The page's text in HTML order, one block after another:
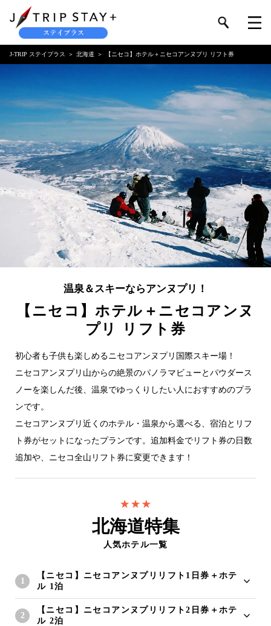
J-TRIP ステイプラス 北海道 【ニセコ】ホテル＋ニセコアンヌプリ リフト券
温泉＆スキーならアンヌプリ！
【ニセコ】ホテル＋ニセコアンヌ
プリ リフト券
初心者も子供も楽しめるニセコアンヌプリ国際スキー場！
ニセコアンヌプリ山からの絶景のパノラマビューとパウダース
ノーを楽しんだ後、温泉でゆっくりしたい人におすすめのプラ
ンです。
ニセコアンヌプリ近くのホテル・温泉から選べる、宿泊とリフ
ト券がセットになったプランです。追加料金でリフト券の日数
追加や、ニセコ全山リフト券に変更できます！
北海道特集
人気ホテル一覧
【ニセコ】ニセコアンヌプリリフト1日券＋ホテ
ル 1泊
【ニセコ】ニセコアンヌプリリフト2日券＋ホテ
ル 2泊